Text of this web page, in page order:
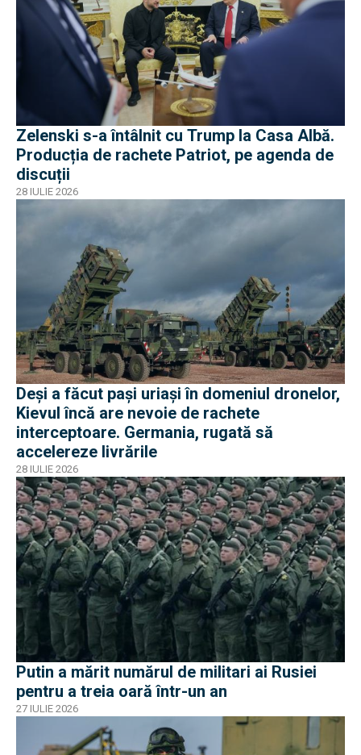
Zelenski s-a întâlnit cu Trump la Casa Albă.
Producția de rachete Patriot, pe agenda de
discuții
28 IULIE 2026
Deși a făcut pași uriași în domeniul dronelor,
Kievul încă are nevoie de rachete
interceptoare. Germania, rugată să
accelereze livrările
28 IULIE 2026
Putin a mărit numărul de militari ai Rusiei
pentru a treia oară într-un an
27 IULIE 2026